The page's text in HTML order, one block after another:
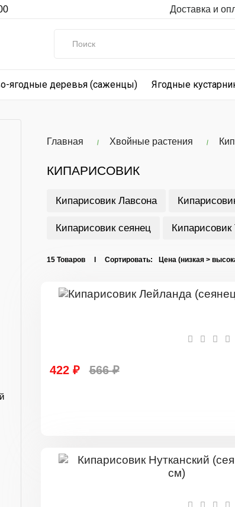
Доставка и
ягодные деревья (саженцы) Ягодные
Главная Хвойные растения
КИПАРИСОВИК
Кипарисовик Лавсона
Кипарисовик сеянец
15 Товаров I Сортировать:
422 ₽ 566 ₽